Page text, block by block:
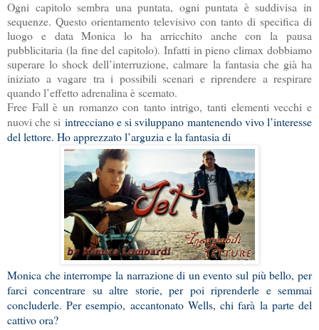
Ogni capitolo sembra una puntata, ogni puntata è suddivisa in
sequenze. Questo orientamento televisivo con tanto di specifica di
luogo e data Monica lo ha arricchito anche con la pausa
pubblicitaria (la fine del capitolo). Infatti in pieno climax dobbiamo
superare lo shock dell’interruzione, calmare la fantasia che già ha
iniziato a vagare tra i possibili scenari e riprendere a respirare
quando l’effetto adrenalina è scemato.
Free Fall è un romanzo con tanto intrigo, tanti elementi vecchi e
nuovi che si intrecciano e si sviluppano mantenendo vivo l’interesse
del lettore. Ho apprezzato l’arguzia e la fantasia di
Monica che interrompe la narrazione di un evento sul più bello, per
farci concentrare su altre storie, per poi riprenderle e semmai
concluderle. Per esempio, accantonato Wells, chi farà la parte del
cattivo ora?